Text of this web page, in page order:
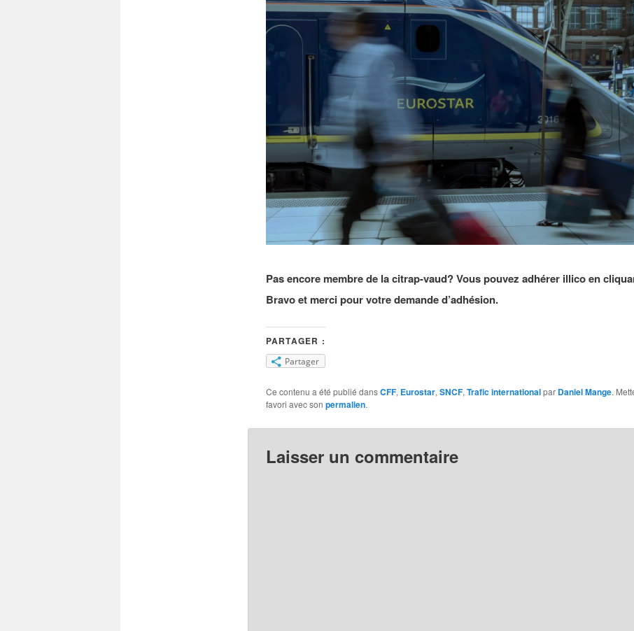
Pas encore membre de la citrap-vaud? Vous pouvez adhérer illico en
Bravo et merci pour votre demande d’adhésion.
PARTAGER :
Partager
Ce contenu a été publié dansCFF, Eurostar, SNCF, Trafic internationalpar Daniel Mange.
favori avec son permalien.
Laisser un commentaire